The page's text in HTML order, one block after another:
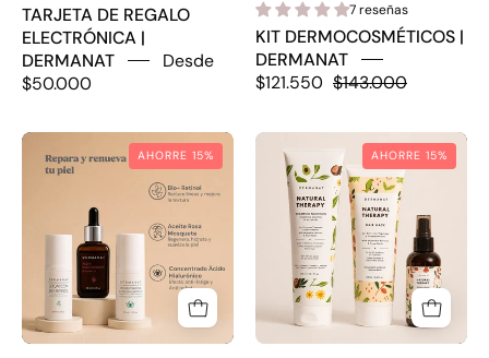
TARJETA DE REGALO
ELECTRÓNICA |
DERMANAT
Desde
$50.000
7 reseñas
KIT DERMOCOSMÉTICOS |
DERMANAT
$121.550 $143.000
KIT
ANTIAGE
DERMANAT
AHORRE 15%
KIT
CAPILAR
NATURAL
THERAPY
|
DERMANAT
AHORRE 15%